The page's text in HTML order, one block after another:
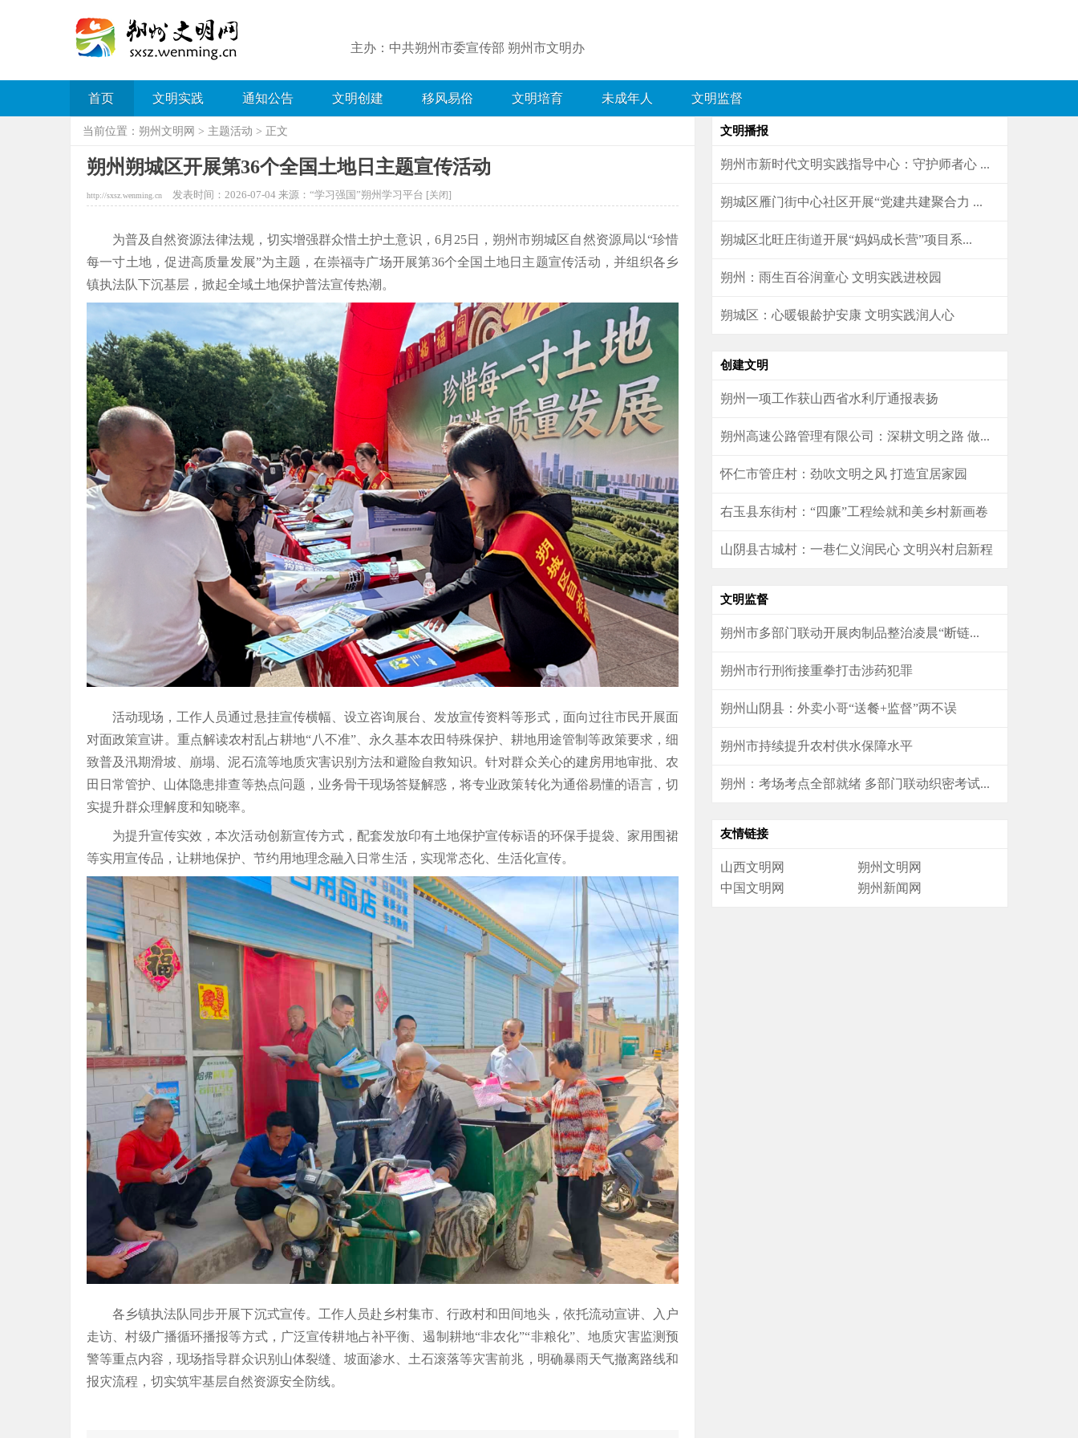
主办：中共朔州市委宣传部 朔州市文明办
首页 文明实践 通知公告 文明创建 移风易俗 文明培育 未成年人 文明监督
当前位置： 朔州文明网 > 主题活动 > 正文
朔州朔城区开展第36个全国土地日主题宣传活动
http://sxsz.wenming.cn 发表时间：2026-07-04 来源：“学习强国”朔州学习平台 [关闭]
为普及自然资源法律法规，切实增强群众惜土护土意识，6月25日，朔州市朔城区自然资源局以“珍惜
每一寸土地，促进高质量发展”为主题，在崇福寺广场开展第36个全国土地日主题宣传活动，并组织各乡
镇执法队下沉基层，掀起全域土地保护普法宣传热潮。
活动现场，工作人员通过悬挂宣传横幅、设立咨询展台、发放宣传资料等形式，面向过往市民开展面
对面政策宣讲。重点解读农村乱占耕地“八不准”、永久基本农田特殊保护、耕地用途管制等政策要求，细
致普及汛期滑坡、崩塌、泥石流等地质灾害识别方法和避险自救知识。针对群众关心的建房用地审批、农
田日常管护、山体隐患排查等热点问题，业务骨干现场答疑解惑，将专业政策转化为通俗易懂的语言，切
实提升群众理解度和知晓率。
为提升宣传实效，本次活动创新宣传方式，配套发放印有土地保护宣传标语的环保手提袋、家用围裙
等实用宣传品，让耕地保护、节约用地理念融入日常生活，实现常态化、生活化宣传。
各乡镇执法队同步开展下沉式宣传。工作人员赴乡村集市、行政村和田间地头，依托流动宣讲、入户
走访、村级广播循环播报等方式，广泛宣传耕地占补平衡、遏制耕地“非农化”“非粮化”、地质灾害监测预
警等重点内容，现场指导群众识别山体裂缝、坡面渗水、土石滚落等灾害前兆，明确暴雨天气撤离路线和
报灾流程，切实筑牢基层自然资源安全防线。
文明播报
朔州市新时代文明实践指导中心：守护师者心 ...
朔城区雁门街中心社区开展“党建共建聚合力 ...
朔城区北旺庄街道开展“妈妈成长营”项目系...
朔州：雨生百谷润童心 文明实践进校园
朔城区：心暖银龄护安康 文明实践润人心
创建文明
朔州一项工作获山西省水利厅通报表扬
朔州高速公路管理有限公司：深耕文明之路 做...
怀仁市管庄村：劲吹文明之风 打造宜居家园
右玉县东街村：“四廉”工程绘就和美乡村新画卷
山阴县古城村：一巷仁义润民心 文明兴村启新程
文明监督
朔州市多部门联动开展肉制品整治凌晨“断链...
朔州市行刑衔接重拳打击涉药犯罪
朔州山阴县：外卖小哥“送餐+监督”两不误
朔州市持续提升农村供水保障水平
朔州：考场考点全部就绪 多部门联动织密考试...
友情链接
山西文明网
朔州文明网
中国文明网
朔州新闻网